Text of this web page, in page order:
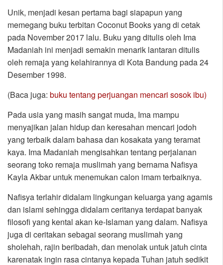
Unik, menjadi kesan pertama bagi siapapun yang
memegang buku terbitan Coconut Books yang di cetak
pada November 2017 lalu. Buku yang ditulis oleh Ima
Madaniah ini menjadi semakin menarik lantaran ditulis
oleh remaja yang kelahirannya di Kota Bandung pada 24
Desember 1998.
(Baca juga: buku tentang perjuangan mencari sosok ibu)
Pada usia yang masih sangat muda, Ima mampu
menyajikan jalan hidup dan keresahan mencari jodoh
yang terbaik dalam bahasa dan kosakata yang teramat
kaya. Ima Madaniah mengisahkan tentang perjalanan
seorang toko remaja muslimah yang bernama Nafisya
Kayla Akbar untuk menemukan calon imam terbaiknya.
Nafisya terlahir didalam lingkungan keluarga yang agamis
dan islami sehingga didalam ceritanya terdapat banyak
filosofi yang kental akan ke-Islaman yang dalam. Nafisya
juga di ceritakan sebagai seorang muslimah yang
sholehah, rajin beribadah, dan menolak untuk jatuh cinta
karenatak ingin rasa cintanya kepada Tuhan jatuh sedikit